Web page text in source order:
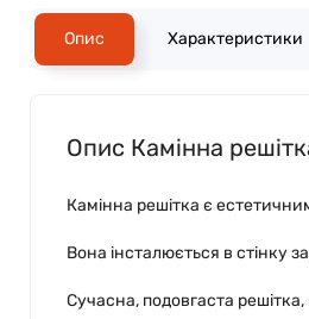
Опис Характеристики
Опис Камінна
Камінна решітка є
Вона інсталюється в стінку
Сучасна, подовгаста